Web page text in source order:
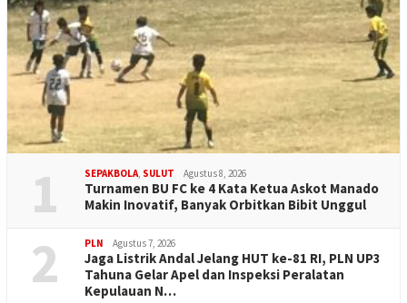
1 SEPAKBOLA, SULUT Agustus 8, 2026
Turnamen BU FC ke 4 Kata Ketua Askot Manado
Makin Inovatif, Banyak Orbitkan Bibit Unggul
2 PLN Agustus 7, 2026
Jaga Listrik Andal Jelang HUT ke-81 RI, PLN UP3
Tahuna Gelar Apel dan Inspeksi Peralatan
Kepulauan N…